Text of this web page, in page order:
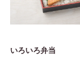
いろいろ弁当